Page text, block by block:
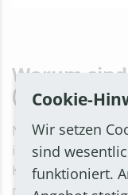
Warum
(Vor-
Naturnahe (Vor-
indem sie
Kleintiere bieten.
nehmen
Cookie-
Wir setzen
sind
funktioniert.